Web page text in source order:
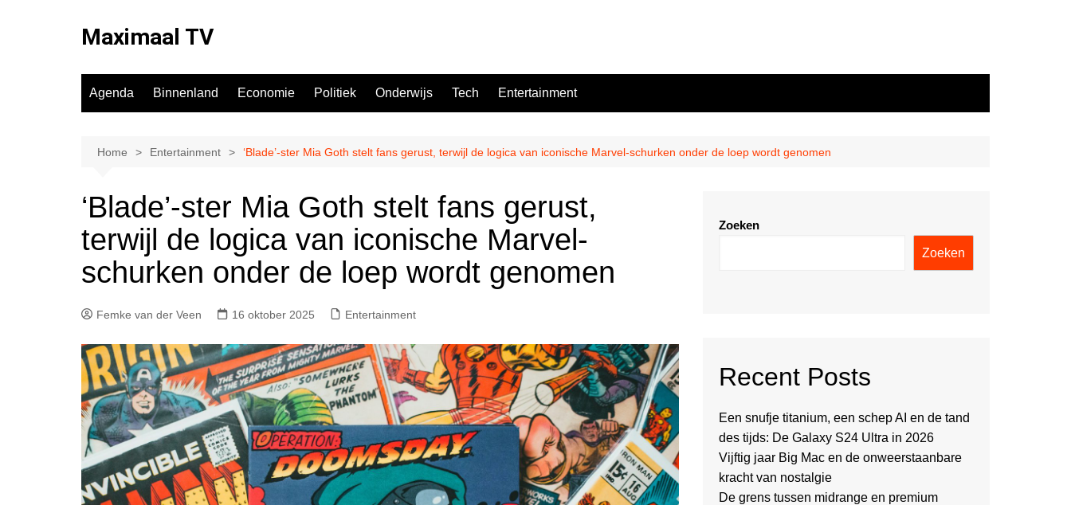
Maximaal TV
Agenda Binnenland Economie Politiek Onderwijs Tech Entertainment
Home Entertainment ‘Blade’-ster Mia Goth stelt fans gerust, terwijl de logica van iconische Marvel-schurken onder de loep wordt genomen
‘Blade’-ster Mia Goth stelt fans gerust,
terwijl de logica van iconische Marvel-
schurken onder de loep wordt genomen
Femke van der Veen 16 oktober 2025 Entertainment
Zoeken
Zoeken
Recent Posts
Een snufje titanium, een schep AI en de tand
des tijds: De Galaxy S24 Ultra in 2026
Vijftig jaar Big Mac en de onweerstaanbare
kracht van nostalgie
De grens tussen midrange en premium